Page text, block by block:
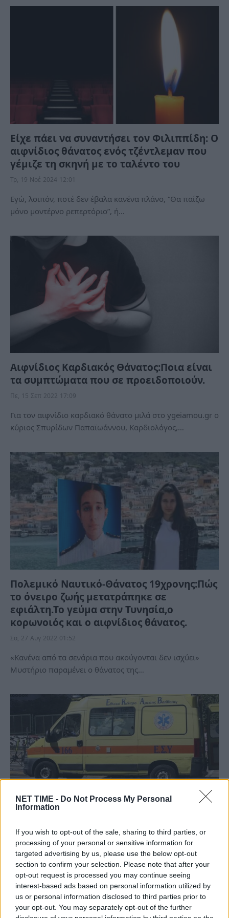
NET TIME - Do Not Process My Personal
Information
If you wish to opt-out of the sale, sharing to third parties, or
processing of your personal or sensitive information for
targeted advertising by us, please use the below opt-out
section to confirm your selection. Please note that after your
opt-out request is processed you may continue seeing
interest-based ads based on personal information utilized by
us or personal information disclosed to third parties prior to
your opt-out. You may separately opt-out of the further
Είχε πάει να συναντήσει τον Φιλιππίδη: Ο
αιφνίδιος θάνατος ενός τζέντλεμαν που
γέμιζε τη σκηνή με το ταλέντο του
Τρ, 19 Νοέ 2024 12:01
Εγώ, λοιπόν, ποτέ δεν έβαλα κανένα πλάνο, “Θα παίζω
μόνο μοντέρνο ρεπερτόριο”, ή…
Αιφνίδιος Καρδιακός Θάνατος:Ποια είναι
τα συμπτώματα που σε προειδοποιούν.
Πε, 15 Σεπ 2022 17:09
Για τον αιφνίδιο καρδιακό θάνατο μιλά στο ygeiamou.gr ο
κύριος Σπυρίδων Παπαϊωάννου, Καρδιολόγος,…
Πολεμικό Ναυτικό-Θάνατος 19χρονης:Πώς
το όνειρο ζωής μετατράπηκε σε
εφιάλτη.Το γεύμα στην Τυνησία,ο
κορωνοιός και ο αιφνίδιος θάνατος.
Σα, 27 Αυγ 2022 01:52
«Κανένα από τα σενάρια που ακούγονται δεν ισχύει»
Μυστήριο παραμένει ο θάνατος της…
που έκανε ποδήλατο.Τι ακριβώς συνέβη.Ο
δεύτερος αιφνίδιος θάνατος στο νησί.
Σα, 9 Ιούλ 2022 12:49
Την τελευταία του πνοή, κάνοντας ποδήλατο, άφησε ένας
52χρονος Γάλλος, που έκανε τις…